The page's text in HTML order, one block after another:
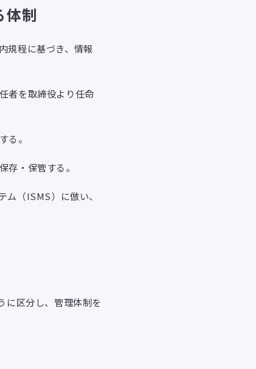
体制
規程に基づき、情報
者を取締役より任命
る。
存・保管する。
ム（ISMS）に倣い、
に区分し、管理体制を